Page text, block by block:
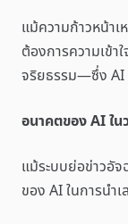
แม้ความก้าวหน้า
ต้องการความเข้
จริยธรรม—ซึ่ง AI
อนาคตของ AI ใน
แม้ระบบย่อข่าวอั
ของ AI ในการนำเ